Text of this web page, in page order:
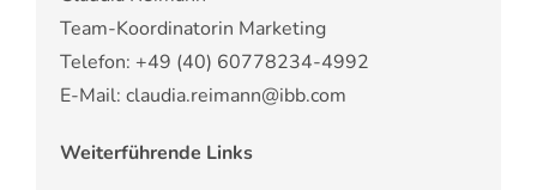
Team-Koordinatorin Marketing
Telefon: +49 (40) 60778234-4992
E-Mail: claudia.reimann@ibb.com
Weiterführende Links